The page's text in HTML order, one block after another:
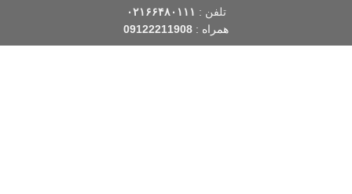
تلفن : ۰۲۱۶۶۴۸۰۱۱۱
همراه : 09122211908